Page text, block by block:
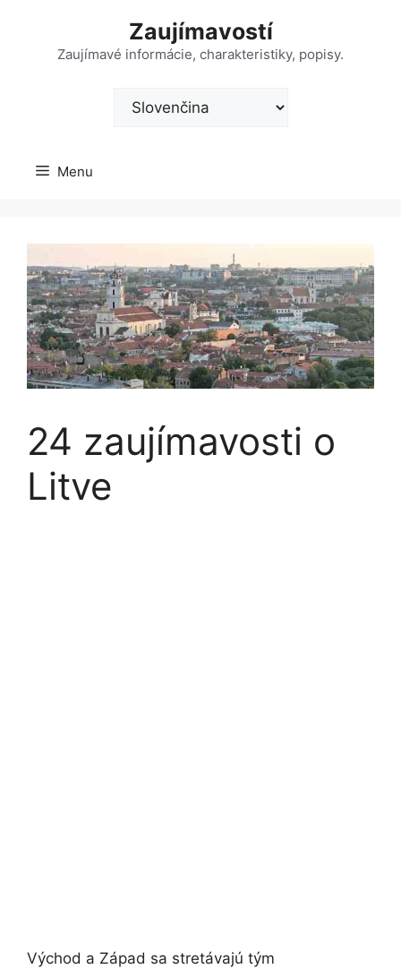
Zaujímavostí
Zaujímavé informácie, charakteristiky, popisy.
Vyberte
jazyk
Menu
24 zaujímavosti o
Litve
Východ a Západ sa stretávajú tým